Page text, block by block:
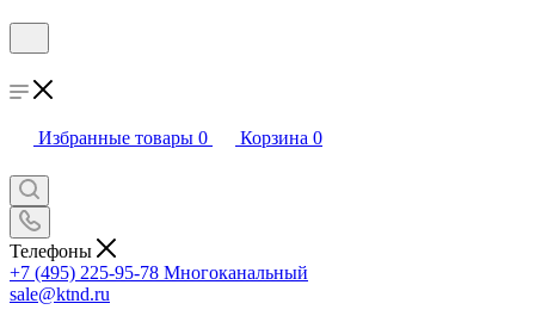
Избранные товары 0 Корзина 0
Телефоны
+7 (495) 225-95-78 Многоканальный
sale@ktnd.ru